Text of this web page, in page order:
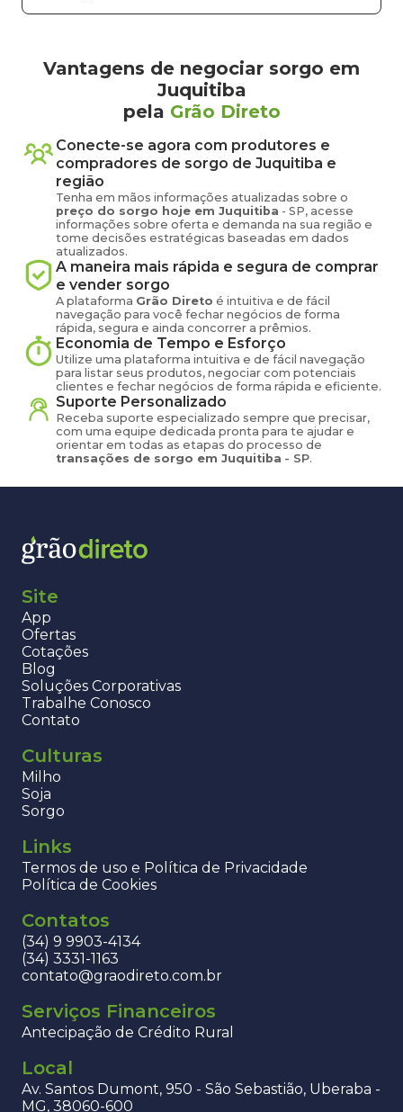
Vantagens de negociar sorgo em
Juquitiba
pela Grão Direto
Conecte-se agora com produtores e
compradores de sorgo de Juquitiba e
região
Tenha em mãos informações atualizadas sobre o
preço do sorgo hoje em Juquitiba - SP, acesse
informações sobre oferta e demanda na sua região e
tome decisões estratégicas baseadas em dados
atualizados.
A maneira mais rápida e segura de comprar
e vender sorgo
A plataforma Grão Direto é intuitiva e de fácil
navegação para você fechar negócios de forma
rápida, segura e ainda concorrer a prêmios.
Economia de Tempo e Esforço
Utilize uma plataforma intuitiva e de fácil navegação
para listar seus produtos, negociar com potenciais
clientes e fechar negócios de forma rápida e eficiente.
Suporte Personalizado
Receba suporte especializado sempre que precisar,
com uma equipe dedicada pronta para te ajudar e
orientar em todas as etapas do processo de
transações de sorgo em Juquitiba - SP.
Site
App
Ofertas
Cotações
Blog
Soluções Corporativas
Trabalhe Conosco
Contato
Culturas
Milho
Soja
Sorgo
Links
Termos de uso e Política de Privacidade
Política de Cookies
Contatos
(34) 9 9903-4134
(34) 3331-1163
contato@graodireto.com.br
Serviços Financeiros
Antecipação de Crédito Rural
Local
Av. Santos Dumont, 950 - São Sebastião, Uberaba -
MG, 38060-600